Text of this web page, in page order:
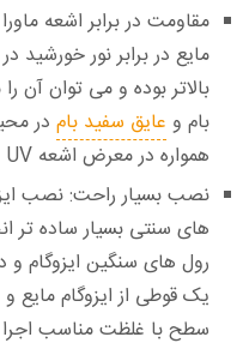
مقاومت در برابر اشعه
مایع در برابر نور خورشید
بالاتر بوده و می‌ توان
بام و عایق سفید بامدر
همواره در معرض اشعه UV هستند، اجرا نمود.
نصب بسیار راحت:نصب
های سنتی بسیار ساده‌ تر
رول‌ های سنگین ایزوگام
یک قوطی از ایزوگام مایع
سطح با غلظت مناسب اجرا